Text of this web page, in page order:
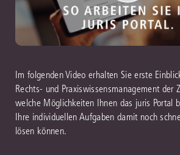
Im folgenden Video erhalten Sie erste
Rechts- und Praxiswissensmanagement der
welche Möglichkeiten Ihnen das juris Portal
Ihre individuellen Aufgaben damit noch
lösen können.